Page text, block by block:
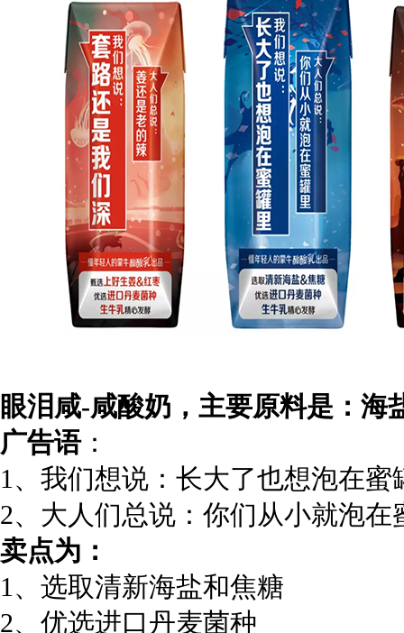
眼泪咸-咸酸奶，主要原料是：海
广告语：
1、我们想说：长大了也想泡在蜜
2、大人们总说：你们从小就泡在
卖点为：
1、选取清新海盐和焦糖
2、优选进口丹麦菌种